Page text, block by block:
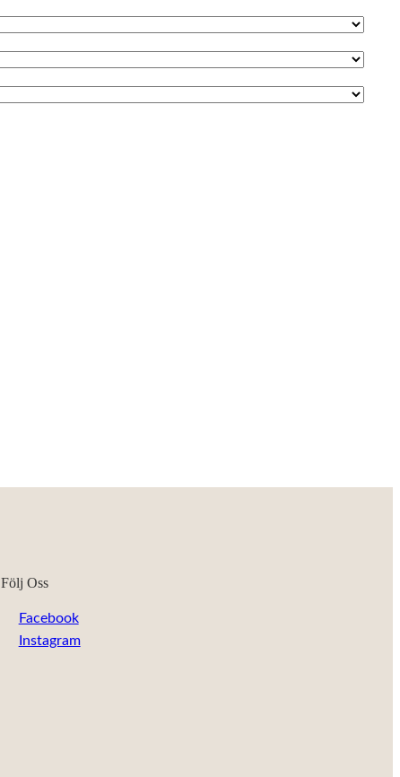
Följ Oss
Facebook
Instagram